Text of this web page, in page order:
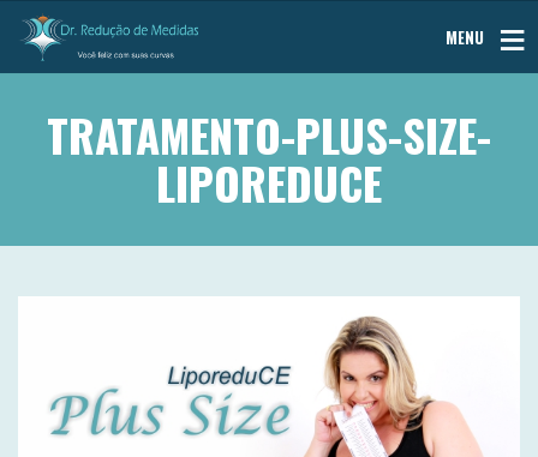
MENU
TRATAMENTO-PLUS-SIZE-
LIPOREDUCE